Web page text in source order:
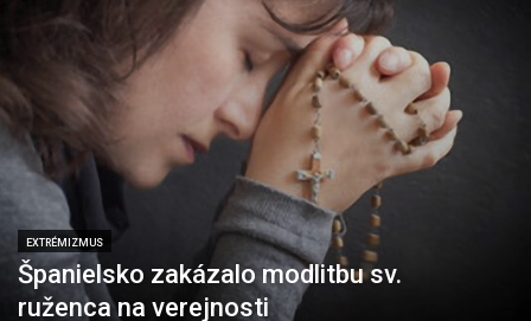
EXTRÉMIZMUS
Španielsko zakázalo modlitbu sv.
ruženca na verejnosti